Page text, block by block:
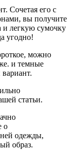
Сочетая его с
вы получите
и легкую сумочку
угодно!
можно
и темные
статьи.
о
одежды,
образ.